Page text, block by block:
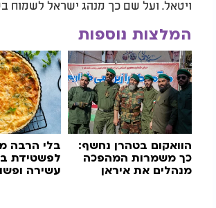
ויטאל. ועל שם כך מנהג ישראל לשמוח
המלצות נוספות
הוואקום בטהרן נחשף:
כך משמרות המהפכה
מנהלים את איראן
בלי הרבה
לפשטידת
עשירה